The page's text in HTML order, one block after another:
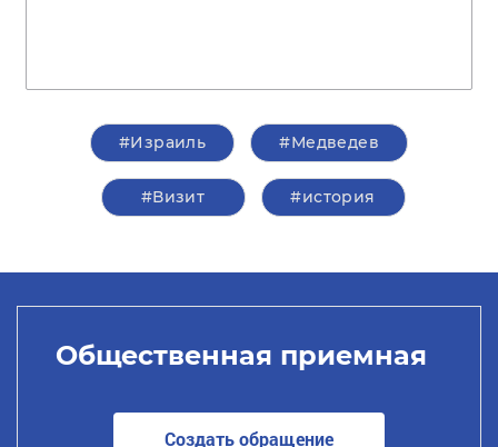
#Израиль #Медведев
#Визит #история
Общественная приемная
Создать обращение